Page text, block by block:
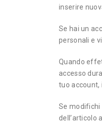
inserire
Se hai un
personali e
Quando
accesso
tuo account,
Se modifichi
dell’articolo